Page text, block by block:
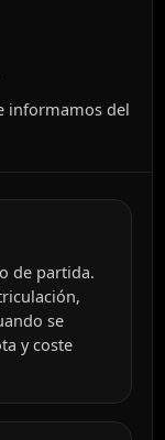
informamos del
de partida.
se
y coste